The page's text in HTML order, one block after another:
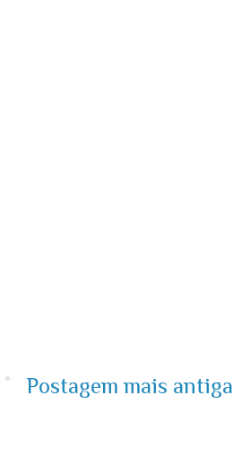
Postagem mais antiga